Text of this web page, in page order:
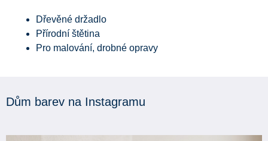
Dřevěné držadlo
Přírodní štětina
Pro malování, drobné opravy
Dům barev na Instagramu